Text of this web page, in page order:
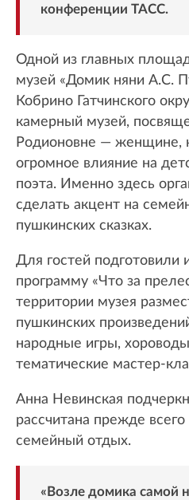
конференции ТАСС.
Одной из главных
музей «Домик няни А.С.
Кобрино Гатчинского
камерный музей,
Родионовне — женщине,
огромное влияние на
поэта. Именно здесь
сделать акцент на
пушкинских сказках.
Для гостей подготовили
программу «Что за
территории музея
пушкинских
народные игры,
тематические мастер-
Анна Невинская
рассчитана прежде
семейный отдых.
«Возле домика самой